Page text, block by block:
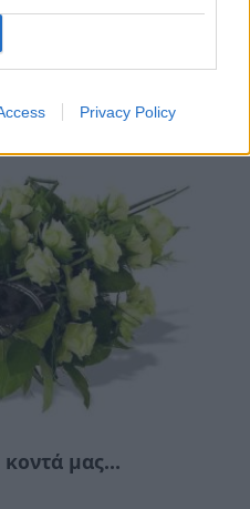
Privacy Policy
Μονεμβασίας και
μας…